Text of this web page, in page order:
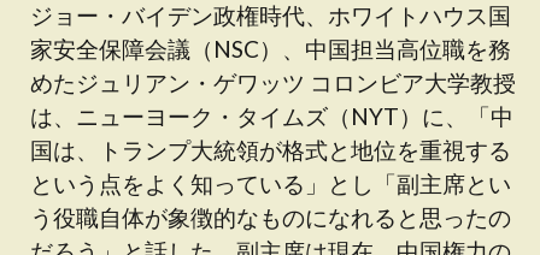
ジョー・バイデン政権時代、ホワイトハウス国
家安全保障会議（NSC）、中国担当高位職を務
めたジュリアン・ゲワッツ コロンビア大学教授
は、ニューヨーク・タイムズ（NYT）に、「中
国は、トランプ大統領が格式と地位を重視する
という点をよく知っている」とし「副主席とい
う役職自体が象徴的なものになれると思ったの